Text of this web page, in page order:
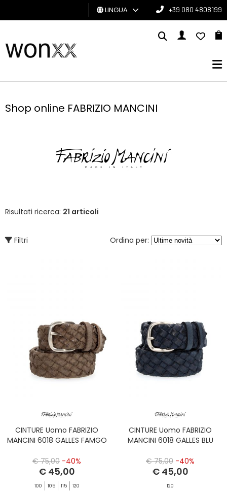
UOMO
CARD
LINGUA +39 080 4808199
Shop online FABRIZIO MANCINI
Risultati ricerca: 21 articoli
Filtri Ordina per:
CINTURE Uomo FABRIZIO
MANCINI 6018 GALLES FAMGO
€ 75,00 -40%
€ 45,00
100 105 115 120
CINTURE Uomo FABRIZIO
MANCINI 6018 GALLES BLU
€ 75,00 -40%
€ 45,00
120